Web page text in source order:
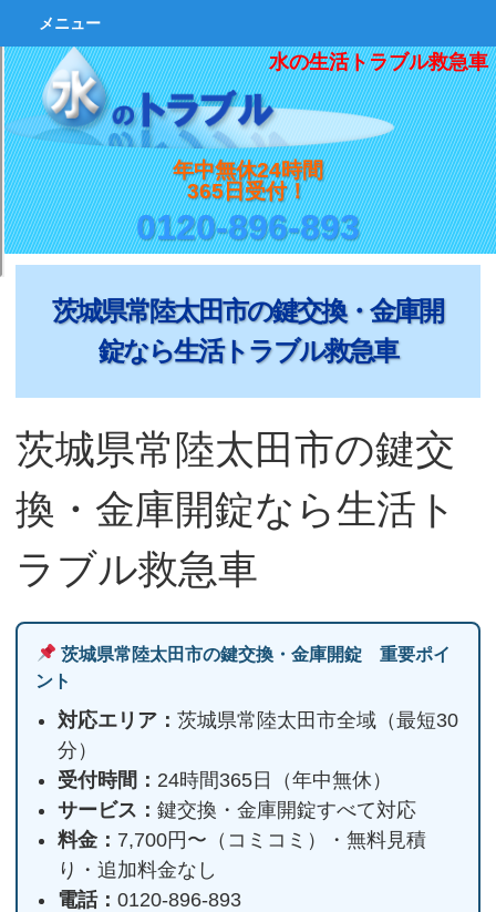
水の生活トラブル救急車
年中無休24時間
365日受付！
0120-896-893
メニュー
茨城県常陸太田市の鍵交換・金庫開
錠なら生活トラブル救急車
茨城県常陸太田市の鍵交
換・金庫開錠なら生活ト
ラブル救急車
茨城県常陸太田市の鍵交換・金庫開錠 重要ポイ
ント
対応エリア：茨城県常陸太田市全域（最短30
分）
受付時間： 24時間365日（年中無休）
サービス：鍵交換・金庫開錠すべて対応
料金： 7,700円〜（コミコミ）・無料見積
り・追加料金なし
電話：0120-896-893